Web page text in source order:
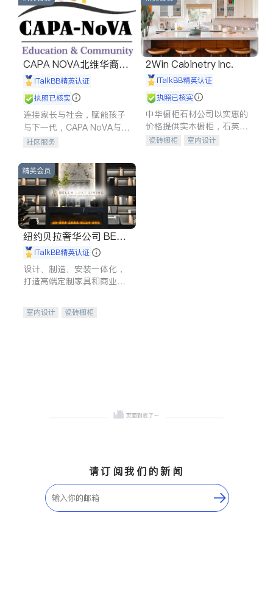
索赔
律师-其它 保释
CAPA NOVA北维华裔家
长会iTalkBB精英认证
执照已核实
连接家长与社会，赋能孩子
与下一代，CAPA NoVA与您
携手建设包容、公平、充满
社区服务
2Win Cabinetry Inc.
iTalkBB精英认证
执照已核实
中华橱柜石材公司以实惠的
价格提供实木橱柜，石英石
台面，多种优质不锈钢水
瓷砖橱柜
室内设计
精英会员
纽约贝拉奢华公司 BELL
A LUXE
iTalkBB精英认证
设计、制造、安装一体化，
打造高端定制家具和商业空
室内设计
瓷砖橱柜
请订阅我们的新闻